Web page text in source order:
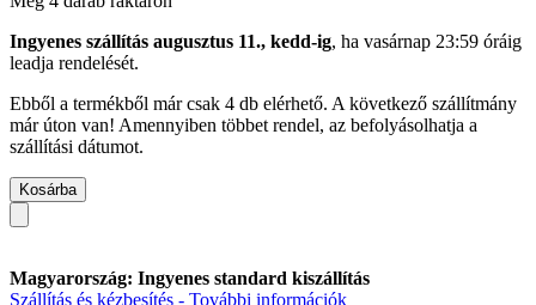
Ingyenes szállítás augusztus 11., kedd-ig, ha vasárnap 23:59 óráig
leadja rendelését.
Ebből a termékből már csak 4 db elérhető. A következő szállítmány
már úton van! Amennyiben többet rendel, az befolyásolhatja a
szállítási dátumot.
Kosárba
Magyarország: Ingyenes standard kiszállítás
Szállítás és kézbesítés - További információk